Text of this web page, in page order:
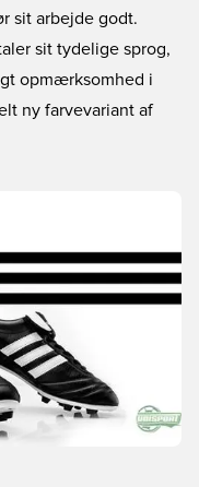
sit arbejde godt.
sit tydelige sprog,
opmærksomhed i
ny farvevariant af